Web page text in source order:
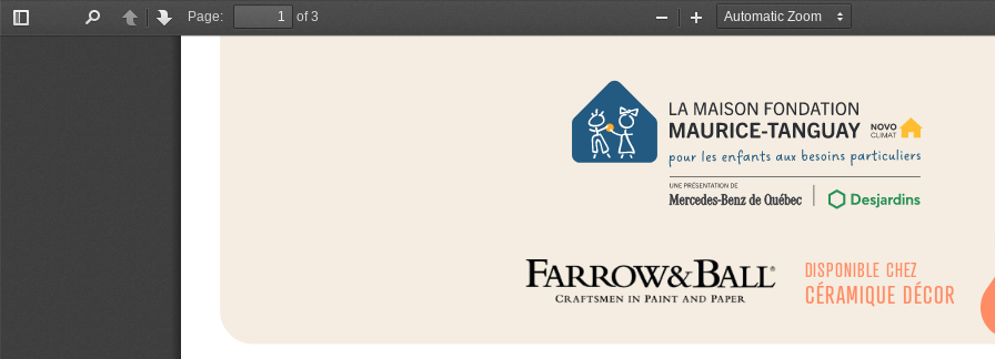
Toggle
PreviousNext
Page:
of 3
Zoom
Zoom
DISPONIBLE CHEZ
CÉRAMIQUE DÉCOR